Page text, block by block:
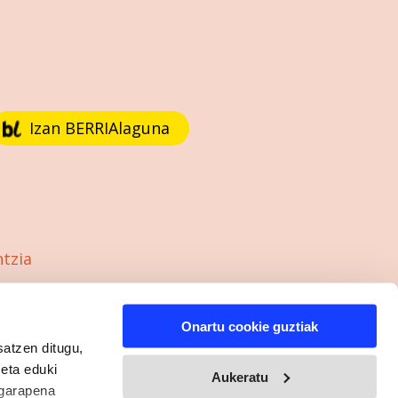
ditugu,
eduki
Onartu cookie guztiak
Aukeratu
Izan BERRIAlaguna